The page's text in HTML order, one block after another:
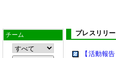
チーム プレスリリ
【活動報